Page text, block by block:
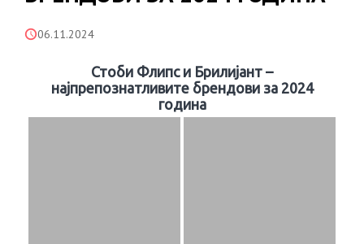
06.11.2024
Стоби Флипс и Брилијант –
најпрепознатливите брендови за 2024
година